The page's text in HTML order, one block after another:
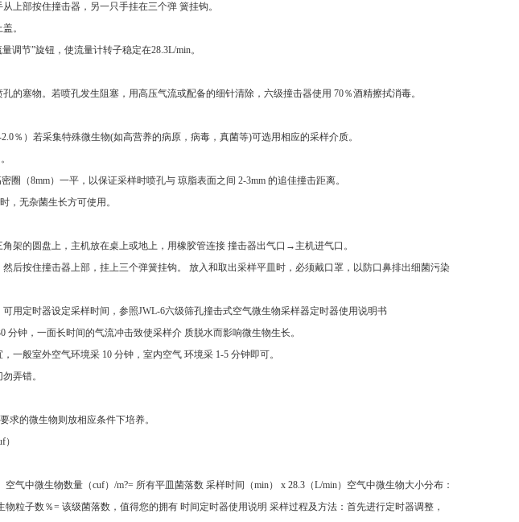
上部按住撞击器，另一只手挂在三个弹 簧挂钩。
。
调节”旋钮，使流量计转子稳定在28.3L/min。
的塞物。若喷孔发生阻塞，用高压气流或配备的细针清除，六级撞击器使用 70％酒精擦拭消毒。
％）若采集特殊微生物(如高营养的病原，病毒，真菌等)可选用相应的采样介质。
（8mm）一平，以保证采样时喷孔与 琼脂表面之间 2-3mm 的追佳撞击距离。
，无杂菌生长方可使用。
架的圆盘上，主机放在桌上或地上，用橡胶管连接 撞击器出气口→主机进气口。
后按住撞击器上部，挂上三个弹簧挂钩。 放入和取出采样平皿时，必须戴口罩，以防口鼻排出细菌污染
用定时器设定采样时间，参照JWL-6六级筛孔撞击式空气微生物采样器定时器使用说明书
钟，一面长时间的气流冲击致使采样介 质脱水而影响微生物生长。
一般室外空气环境采 10 分钟，室内空气 环境采 1-5 分钟即可。
弄错。
求的微生物则放相应条件下培养。
气中微生物数量（cuf）/m?= 所有平皿菌落数 采样时间（min） x 28.3（L/min）空气中微生物大小分布：
粒子数％= 该级菌落数，值得您的拥有 时间定时器使用说明 采样过程及方法：首先进行定时器调整，